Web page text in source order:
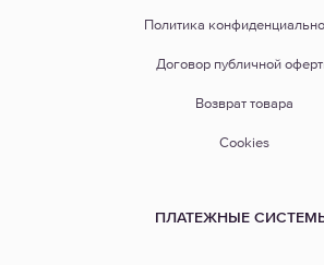
Политика
Договор публичной
Возврат товара
Cookies
ПЛАТЕЖНЫЕ